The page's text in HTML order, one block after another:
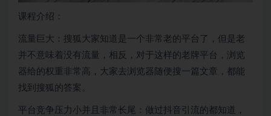
课程介绍：
流量巨大：搜狐大家知道是一个非常老的平台了，但是老
并不意味着没有流量，相反，对于这样的老牌平台，浏览
器给的权重非常高，大家去浏览器随便搜一篇文章，都能
找到搜狐的答案。
平台竞争压力小并且非常长尾：做过抖音引流的都知道，